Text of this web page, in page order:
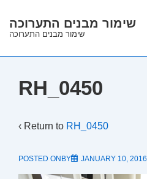
Skip
Main
שימור מבנים התערוכה
שימור מבנים התערוכה
RH_0450
‹ Return to RH_0450
POSTED ONBY JANUARY 10, 2016